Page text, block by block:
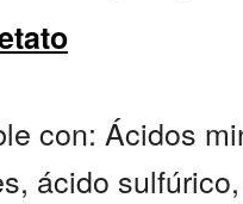
con: Ácidos
ácido